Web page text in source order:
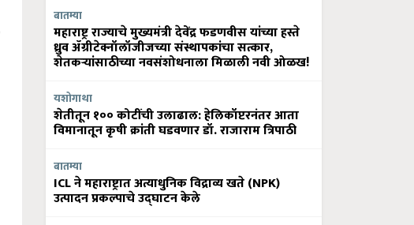
बातम्या
महाराष्ट्र राज्याचे मुख्यमंत्री देवेंद्र फडणवीस यांच्या हस्ते
ध्रुव ॲग्रीटेक्नॉलॉजीजच्या संस्थापकांचा सत्कार,
शेतकऱ्यांसाठीच्या नवसंशोधनाला मिळाली नवी ओळख!
यशोगाथा
शेतीतून १०० कोटींची उलाढाल: हेलिकॉप्टरनंतर आता
विमानातून कृषी क्रांती घडवणार डॉ. राजाराम त्रिपाठी
बातम्या
ICL ने महाराष्ट्रात अत्याधुनिक विद्राव्य खते (NPK)
उत्पादन प्रकल्पाचे उद्घाटन केले